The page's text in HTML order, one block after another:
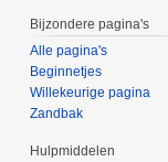
Bijzondere pagina's
Alle pagina's
Beginnetjes
Willekeurige pagina
Zandbak
Hulpmiddelen